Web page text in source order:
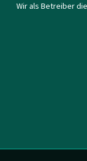
Wir als Betreiber